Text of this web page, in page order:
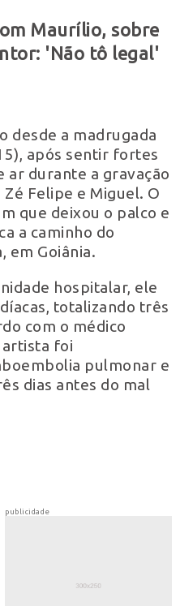
Maurílio, sobre
'Não tô legal'
desde a madrugada
após sentir fortes
ar durante a gravação
Felipe e Miguel. O
que deixou o palco e
a caminho do
em Goiânia.
hospitalar, ele
totalizando três
com o médico
artista foi
pulmonar e
dias antes do mal
publicidade